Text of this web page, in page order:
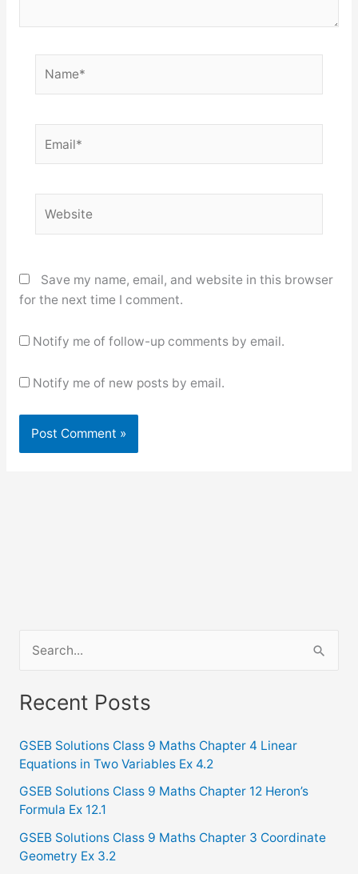
Save my name, email, and website in this browser
for the next time I comment.
Notify me of follow-up comments by email.
Notify me of new posts by email.
a
c
h
f
o
r
:
Recent Posts
GSEB Solutions Class 9 Maths Chapter 4 Linear
Equations in Two Variables Ex 4.2
GSEB Solutions Class 9 Maths Chapter 12 Heron’s
Formula Ex 12.1
GSEB Solutions Class 9 Maths Chapter 3 Coordinate
Geometry Ex 3.2